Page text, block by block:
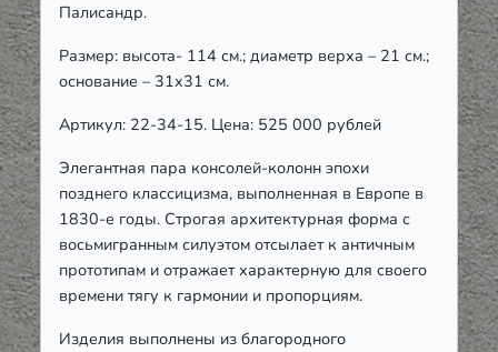
Палисандр.
Размер: высота- 114 см.; диаметр верха – 21 см.;
основание – 31х31 см.
Артикул: 22-34-15. Цена: 525 000 рублей
Элегантная пара консолей-колонн эпохи
позднего классицизма, выполненная в Европе в
1830-е годы. Строгая архитектурная форма с
восьмигранным силуэтом отсылает к античным
прототипам и отражает характерную для своего
времени тягу к гармонии и пропорциям.
Изделия выполнены из благородного